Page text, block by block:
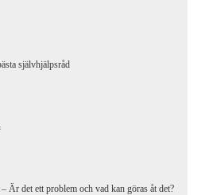
självhjälpsråd
Är det ett problem och vad kan göras åt det?